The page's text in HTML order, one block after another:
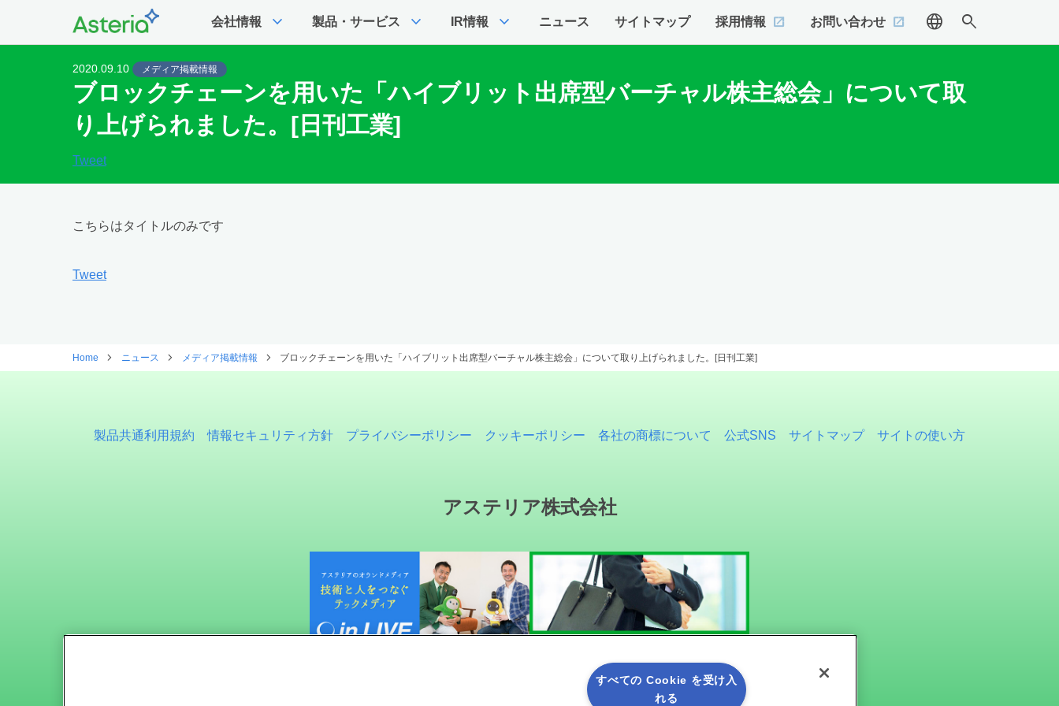
会社情報 expand_more 製品・サービス expand_more IR情報 expand_more ニュース サイトマップ 採用情報 お問い合わせ language search
2020.09.10 メディア掲載情報
ブロックチェーンを用いた「ハイブリット出席型バーチャル株主総会」について取
り上げられました。[日刊工業]
Tweet
こちらはタイトルのみです
Tweet
Home ニュース メディア掲載情報 ブロックチェーンを用いた「ハイブリット出席型バーチャル株主総会」について取り上げられました。[日刊工業]
製品共通利用規約 情報セキュリティ方針 プライバシーポリシー クッキーポリシー 各社の商標について 公式SNS サイトマップ サイトの使い方
アステリア株式会社
すべての Cookie を受け入
れる